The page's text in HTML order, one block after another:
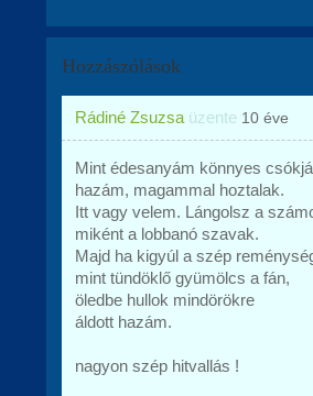
Hozzászólások
Rádiné Zsuzsa üzente 10 éve
Mint édesanyám könnyes
hazám, magammal hoztalak.
Itt vagy velem. Lángolsz a
miként a lobbanó szavak.
Majd ha kigyúl a szép
mint tündöklő gyümölcs a fán,
öledbe hullok mindörökre
áldott hazám.
nagyon szép hitvallás !